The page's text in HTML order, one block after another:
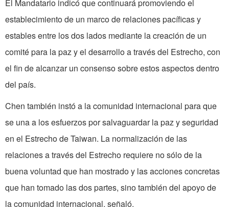
El Mandatario indicó que continuará promoviendo el
establecimiento de un marco de relaciones pacíficas y
estables entre los dos lados mediante la creación de un
comité para la paz y el desarrollo a través del Estrecho, con
el fin de alcanzar un consenso sobre estos aspectos dentro
del país.
Chen también instó a la comunidad internacional para que
se una a los esfuerzos por salvaguardar la paz y seguridad
en el Estrecho de Taiwan. La normalización de las
relaciones a través del Estrecho requiere no sólo de la
buena voluntad que han mostrado y las acciones concretas
que han tomado las dos partes, sino también del apoyo de
la comunidad internacional, señaló.